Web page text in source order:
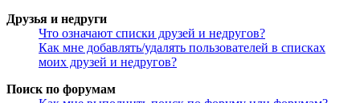
Друзья и недруги
Что означают списки друзей и недругов?
Как мне добавлять/удалять пользователей в списках
моих друзей и недругов?
Поиск по форумам